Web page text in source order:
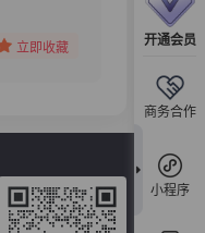
开通会员
商务合作
小程序
立即收藏